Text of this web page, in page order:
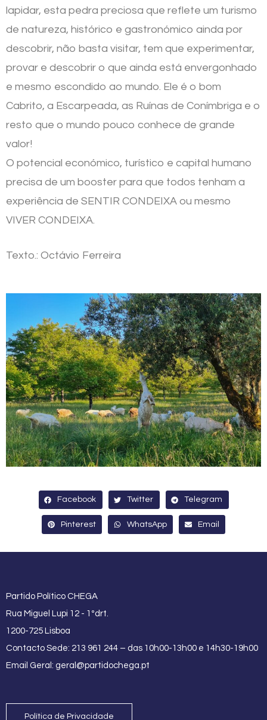
lapidar, esta pedra preciosa que reflete um turismo
de natureza, histórico e gastronómico ainda por
descobrir, não basta visitar, tem que experimentar,
provar e descobrir o que ainda está envergonhado
e mesmo escondido ao mundo. Ele é o bom
Cabrito, a Escarpeada, as Ruínas de Conímbriga e o
resto que o mundo pouco conhece de grande
valor!
O potencial económico, turístico e capital humano
precisa de um booster para que todos tenham a
experiência de SENTIR CONDEIXA ou mesmo
VIVER CONDEIXA.
Texto.: Octávio Ferreira
Facebook Twitter Telegram
Pinterest WhatsApp Email
Partido Político CHEGA
Rua Miguel Lupi 12 - 1ºdrt.
1200-725 Lisboa
Contacto Sede: 213 961 244 – das 10h00-13h00 e 14h30-19h00
Email Geral: geral@partidochega.pt
Política de Privacidade